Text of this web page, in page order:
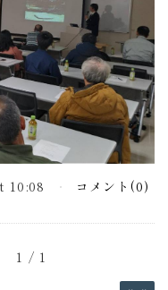
10:08 コメント(0)
1 / 1